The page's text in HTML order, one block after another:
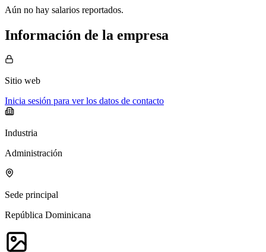
Aún no hay salarios reportados.
Información de la empresa
Sitio web
Inicia sesión para ver los datos de contacto
Industria
Administración
Sede principal
República Dominicana